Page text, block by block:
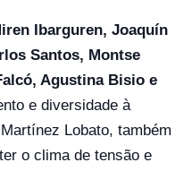
Ibarguren, Joaquín
Santos, Montse
Agustina Bisio e
e diversidade à
Lobato, também
o clima de tensão e